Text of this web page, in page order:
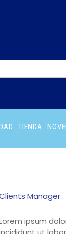
TIENDA
Clients Manager
Lorem ipsum
incididunt ut